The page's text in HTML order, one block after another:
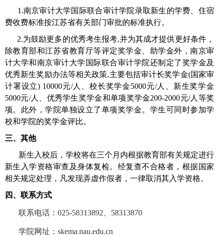
1.南京审计大学国际联合审计学院录取新生的学费、住宿
费收费标准按江苏省有关部门审批的标准执行。
2.为鼓励更多的优秀考生报考,并为其成才提供更好条件，
除教育部和江苏省教育厅等评定奖学金、助学金外，南京审
计大学和南京审计大学国际联合审计学院还制定了奖学金及
优秀新生奖励办法等相关政策,主要包括审计长奖学金(国家审
计署设立) 10000元/人、校长奖学金5000元/人、新生奖学金
5000元/人、优秀学生奖学金和单项奖学金200-2000元/人等奖
项。此外，学院单独设立了单项奖学金。学生可同时参加学
校和学院的奖学金评比。
三、其他
新生入校后，学校将在三个月内根据教育部有关规定进行
新生入学资格审查及身体复检。经复查不合格者，根据国家
相关规定处理，凡发现弄虚作假者，一律取消其入学资格。
四、联系方式
联系电话： 025-58313892 58313870
学院网址： skema.nau.edu.cn